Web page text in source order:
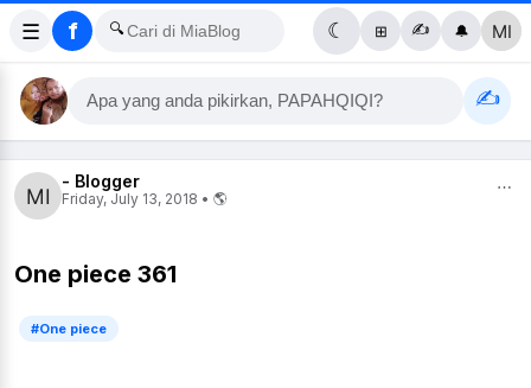
☰ f 🔍 ☾ ⊞ ✍️ 🔔
Apa yang anda pikirkan, PAPAHQIQI? ✍️
- Blogger
Friday, July 13, 2018 • 🌎
⋯
One piece 361
#One piece